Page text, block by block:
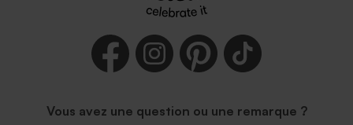
Vous avez une question ou une remarque ?